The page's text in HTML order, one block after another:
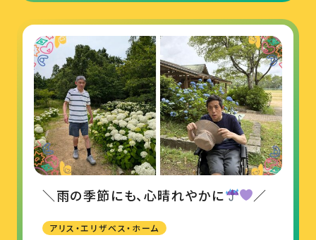
＼雨の季節にも、心晴れやかに ／
アリス・エリザベス・ホーム